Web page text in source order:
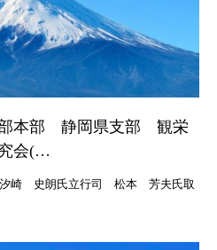
本部 静岡県支部 観栄
会(…
崎 史朗氏立行司 松本 芳夫氏取